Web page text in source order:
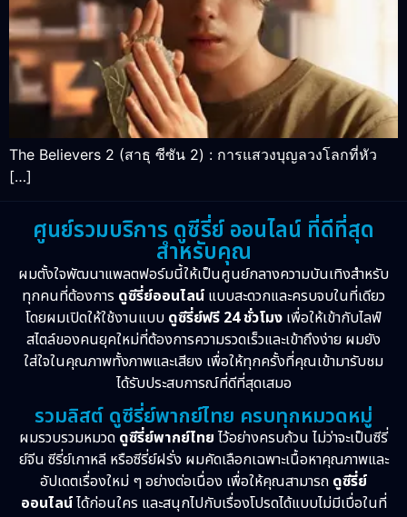
The Believers 2 (สาธุ ซีซัน 2) : การแสวงบุญลวงโลกที่หัว
[…]
ศูนย์รวมบริการ ดูซีรี่ย์ ออนไลน์ ที่ดีที่สุด
สำหรับคุณ
ผมตั้งใจพัฒนาแพลตฟอร์มนี้ให้เป็นศูนย์กลางความบันเทิงสำหรับ
ทุกคนที่ต้องการ ดูซีรี่ย์ออนไลน์ แบบสะดวกและครบจบในที่เดียว
โดยผมเปิดให้ใช้งานแบบ ดูซีรี่ย์ฟรี 24 ชั่วโมง เพื่อให้เข้ากับไลฟ์
สไตล์ของคนยุคใหม่ที่ต้องการความรวดเร็วและเข้าถึงง่าย ผมยัง
ใส่ใจในคุณภาพทั้งภาพและเสียง เพื่อให้ทุกครั้งที่คุณเข้ามารับชม
ได้รับประสบการณ์ที่ดีที่สุดเสมอ
รวมลิสต์ ดูซีรี่ย์พากย์ไทย ครบทุกหมวดหมู่
ผมรวบรวมหมวด ดูซีรี่ย์พากย์ไทย ไว้อย่างครบถ้วน ไม่ว่าจะเป็นซีรี่
ย์จีน ซีรี่ย์เกาหลี หรือซีรี่ย์ฝรั่ง ผมคัดเลือกเฉพาะเนื้อหาคุณภาพและ
อัปเดตเรื่องใหม่ ๆ อย่างต่อเนื่อง เพื่อให้คุณสามารถ ดูซีรี่ย์
ออนไลน์ได้ก่อนใคร และสนุกไปกับเรื่องโปรดได้แบบไม่มีเบื่อในที่